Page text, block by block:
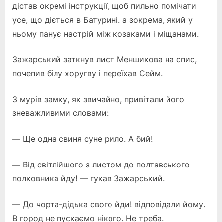
дістав окремі інструкції, щоб пильно помічати
усе, що діється в Батурині. а зокрема, який у
ньому панує настрій між козаками і міщанами.
Зажарський заткнув лист Меншикова на спис,
почепив білу хоругву і переїхав Сейм.
З мурів замку, як звичайно, привітали його
зневажливими словами:
— Ще одна свиня суне рило. А бий!
— Від світлійшого з листом до полтавського
полковника йду! — гукав Зажарський.
— До чорта-дідька свого йди! відповідали йому.
В город не пускаємо нікого. Не треба.